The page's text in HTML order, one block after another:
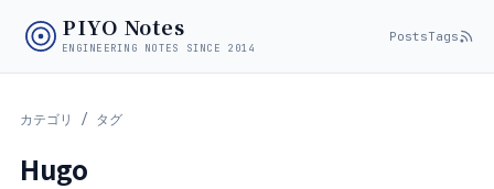
PIYO Notes
ENGINEERING NOTES SINCE 2014
PostsTags
カテゴリ / タグ
Hugo